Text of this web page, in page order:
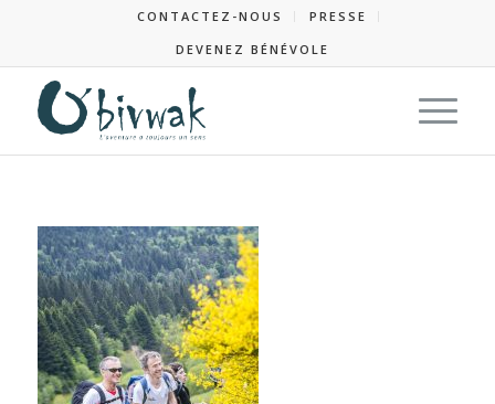
CONTACTEZ-NOUS
PRESSE
DEVENEZ BÉNÉVOLE